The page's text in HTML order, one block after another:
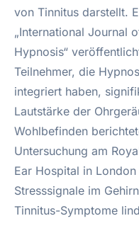
von Tinnitus darstellt.
„International Journal
Hypnosis“
Teilnehmer, die
integriert haben,
Lautstärke der
Wohlbefinden
Untersuchung am
Ear Hospital in
Stresssignale im
Tinnitus-Symptome